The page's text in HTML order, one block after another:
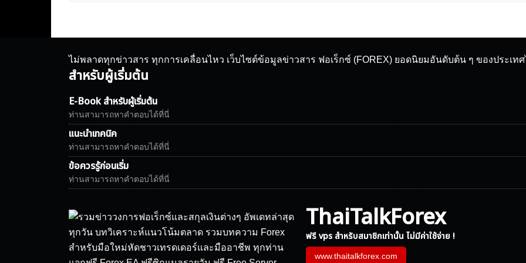
ไม่พลาดทุกข่าวสาร ทุกการเคลื่อนไหว เว็บไซต์ข้อมูลข่าวสาร ฟอเร็กซ์ (FOREX) ยอดนิยมอันดับต้น ๆ ของประเทศ
สำหรับผู้เริ่มต้น
E-Book สำหรับผู้เริ่มต้น
ท่านสามารถหาคำตอบได้ที่นี่
แนะนำเทคนิค
ท่านสามารถหาคำตอบได้ที่นี่
ข้อควรรู้ก่อนเริ่ม
ท่านสามารถหาคำตอบได้ที่นี่
ThaiTalkForex
ฟรี vps สำหรับสมาชิกเท่านั้น ไม่มีค่าใช้จ่าย !
www.thaitalkforex.com